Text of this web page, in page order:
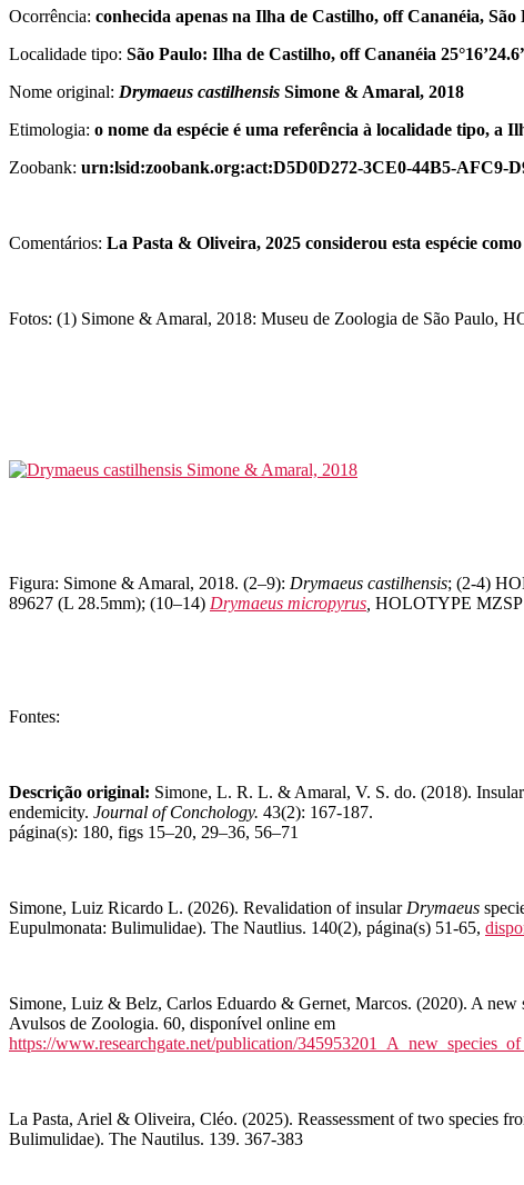
Ocorrência: conhecida apenas na Ilha de Castilho, off Cananéia, São
Localidade tipo: São Paulo: Ilha de Castilho, off Cananéia
Nome original: Drymaeus castilhensis Simone & Amaral, 2018
Etimologia: o nome da espécie é uma referência à localidade tipo, a
Zoobank: urn:lsid:zoobank.org:act:D5D0D272-3CE0-44B5-AFC9-
Comentários: La Pasta & Oliveira, 2025 considerou esta espécie
Fotos: (1) Simone & Amaral, 2018: Museu de Zoologia de São Paulo,
Figura: Simone & Amaral, 2018. (2–9): Drymaeus castilhensis; (2-4)
89627 (L 28.5mm); (10–14) Drymaeus micropyrus HOLOTYPE MZSP
Fontes:
Descrição original: Simone, L. R. L. & Amaral, V. S. do. (2018).
endemicity. Journal of Conchology. 43(2): 167-187.
página(s): 180, figs 15–20, 29–36, 56–71
Simone, Luiz Ricardo L. (2026). Revalidation of insular Drymaeus
Eupulmonata: Bulimulidae). The Nautlius. 140(2), página(s) 51-65,
Simone, Luiz & Belz, Carlos Eduardo & Gernet, Marcos. (2020). A new
Avulsos de Zoologia. 60, disponível online em
https://www.researchgate.net/publication/
La Pasta, Ariel & Oliveira, Cléo. (2025). Reassessment of two species
Bulimulidae). The Nautilus. 139. 367-383